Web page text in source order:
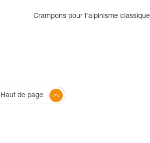
Crampons pour l'alpinisme classique
Haut de page